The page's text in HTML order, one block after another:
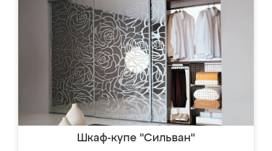
Шкаф-купе "Сильван"